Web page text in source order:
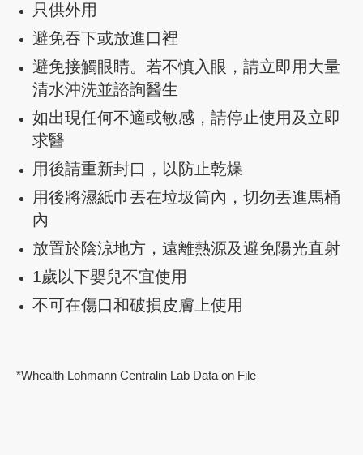
只供外用
避免吞下或放進口裡
避免接觸眼睛。若不慎入眼，請立即用大量
清水沖洗並諮詢醫生
如出現任何不適或敏感，請停止使用及立即
求醫
用後請重新封口，以防止乾燥
用後將濕紙巾丟在垃圾筒內，切勿丟進馬桶
內
放置於陰涼地方，遠離熱源及避免陽光直射
1歲以下嬰兒不宜使用
不可在傷口和破損皮膚上使用
*Whealth Lohmann Centralin Lab Data on File